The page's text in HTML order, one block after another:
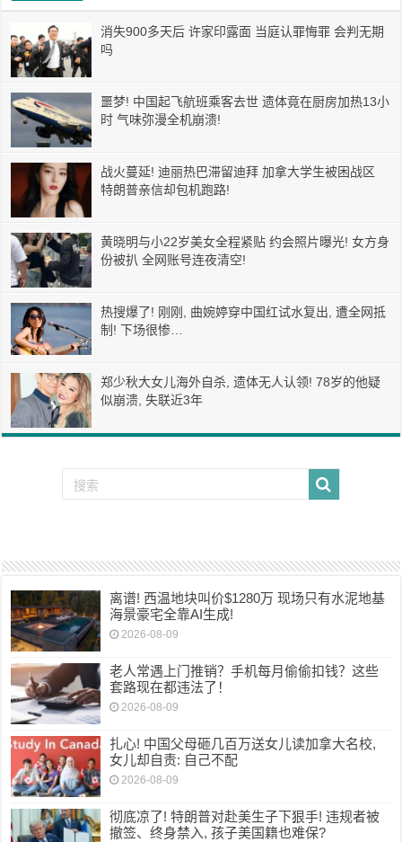
消失900多天后 许家印露面 当庭认罪悔罪 会判无期
吗
噩梦! 中国起飞航班乘客去世 遗体竟在厨房加热13小
时 气味弥漫全机崩溃!
战火蔓延! 迪丽热巴滞留迪拜 加拿大学生被困战区
特朗普亲信却包机跑路!
黄晓明与小22岁美女全程紧贴 约会照片曝光! 女方身
份被扒 全网账号连夜清空!
热搜爆了! 刚刚, 曲婉婷穿中国红试水复出, 遭全网抵
制! 下场很惨…
郑少秋大女儿海外自杀, 遗体无人认领! 78岁的他疑
似崩溃, 失联近3年
离谱! 西温地块叫价$1280万 现场只有水泥地基
海景豪宅全靠AI生成!
2026-08-09
老人常遇上门推销？手机每月偷偷扣钱？这些
套路现在都违法了！
2026-08-09
扎心! 中国父母砸几百万送女儿读加拿大名校,
女儿却自责: 自己不配
2026-08-09
彻底凉了! 特朗普对赴美生子下狠手! 违规者被
撤签、终身禁入, 孩子美国籍也难保?